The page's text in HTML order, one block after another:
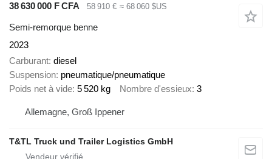
38 630 000 F CFA
58 910 € ≈ 68 060 $US
Semi-remorque benne
2023
Carburant diesel
Suspension pneumatique/pneumatique
Poids net à vide 5 520 kg Nombre d'essieux 3
Allemagne, Groß Ippener
T&TL Truck und Trailer Logistics GmbH